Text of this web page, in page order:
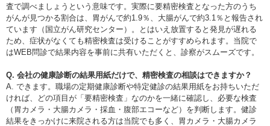
査で調べましょうという意味です。実際に要精密検査となった方のうち
がんが見つかる割合は、胃がんで約1.9％、大腸がんで約3.1％と報告され
ています（国立がん研究センター）。とはいえ放置すると発見が遅れる
ため、症状がなくても精密検査は受けることがすすめられます。当院で
はWEB問診で結果内容を事前に共有いただくと、診察がスムーズです。
Q. 会社の健康診断の結果用紙だけで、精密検査の相談はできますか？
A. できます。職場の定期健康診断や特定健診の結果用紙をお持ちいただ
ければ、どの項目が「要精密検査」なのかを一緒に確認し、必要な検査
（胃カメラ・大腸カメラ・採血・腹部エコーなど）を判断します。健診
結果をきっかけに来院される方は当院でも多く、胃カメラ・大腸カメラ